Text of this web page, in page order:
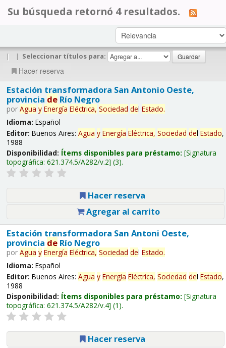
Su búsqueda retornó 4 resultados.
| | Seleccionar títulos para:
Hacer reserva
Estación transformadora San Antonio Oeste,
provincia deRío Negro
por Agua y Energía Eléctrica, Sociedad del Estado.
Idioma: Español
Editor: Buenos Aires: Agua y Energía Eléctrica, Sociedad del Estado,
1988
Disponibilidad: Ítems disponibles para préstamo: Signatura
topográfica: 621.374.5/A282/v.2 (3).
Hacer reserva
Agregar al carrito
Estación transformadora San Antoni Oeste,
provincia deRío Negro
por Agua y Energía Eléctrica, Sociedad del Estado.
Idioma: Español
Editor: Buenos Aires: Agua y Energía Eléctrica, Sociedad del Estado,
1988
Disponibilidad: Ítems disponibles para préstamo: Signatura
topográfica: 621.374.5/A282/v.4 (1).
Hacer reserva